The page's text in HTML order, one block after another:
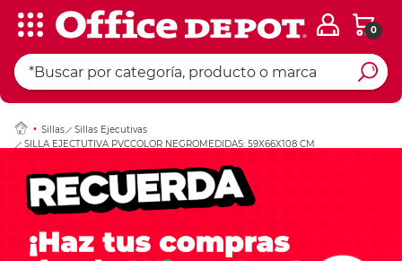
0
Sillas
Sillas Ejecutivas
SILLA EJECTUTIVA PVCCOLOR NEGROMEDIDAS: 59X66X108 CM
Ingresar Codigo